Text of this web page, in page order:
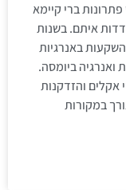
ברי קיימא
איתם. בשנות
באנרגיות
ואנרגיה ביומסה.
אקלים והזדקנות
במקורות